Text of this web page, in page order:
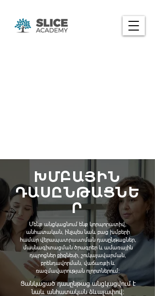
ԽՄԲԱՅԻՆ
ԴԱՍԸՆԹԱՑՆԵ
Ր
Մենք անցկացնում ենք կորպորատիվ,
անհատական, ինչպես նաև բաց խմբերի
համար վերապատրաստման դասընթացներ,
մասնագիտացման ծրագրեր և ամառային
դպրոցներ բիզնեսի, շուկայավարման,
բրենդավորման, վաճառքի և
ռազմավարության ոլորտներում:
Ցանկացած դասընթաց անցկացվում է
նաև անհատական ձևաչափով։